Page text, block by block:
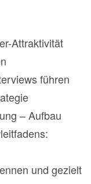
Attraktivität
führen
– Aufbau
und gezielt